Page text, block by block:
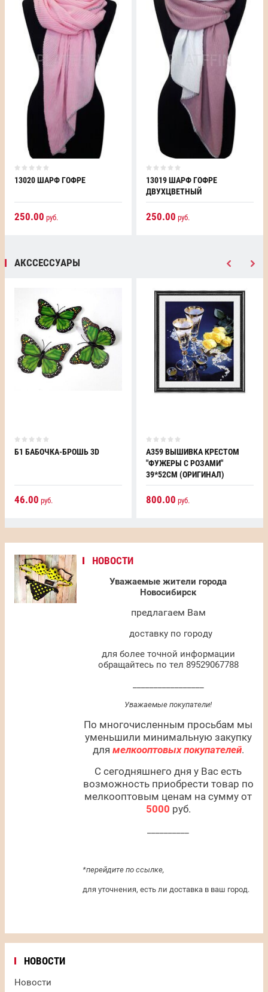
НОВОСТИ
Уважаемые жители города
Новосибирск
предлагаем Вам
доставку по городу
для более точной информации
обращайтесь по тел 89529067788
Уважаемые покупатели!
По многочисленным просьбам мы
уменьшили минимальную закупку
для мелкооптовых покупателей.
С сегодняшнего дня у Вас есть
возможность приобрести товар по
мелкооптовым ценам на сумму от
5000 руб.
*перейдите по ссылке,
для уточнения, есть ли доставка в ваш город.
НОВОСТИ
Новости
13020 ШАРФ ГОФРЕ
250.00 руб.
13019 ШАРФ ГОФРЕ
ДВУХЦВЕТНЫЙ
250.00 руб.
АКССЕССУАРЫ
Б1 БАБОЧКА-БРОШЬ 3D
46.00 руб.
А359 ВЫШИВКА КРЕСТОМ
"ФУЖЕРЫ С РОЗАМИ"
39*52СМ (ОРИГИНАЛ)
800.00 руб.